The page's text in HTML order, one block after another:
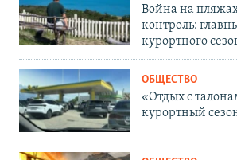
Война на
контроль:
курортного
ОБЩЕСТВО
«Отдых с
курортный